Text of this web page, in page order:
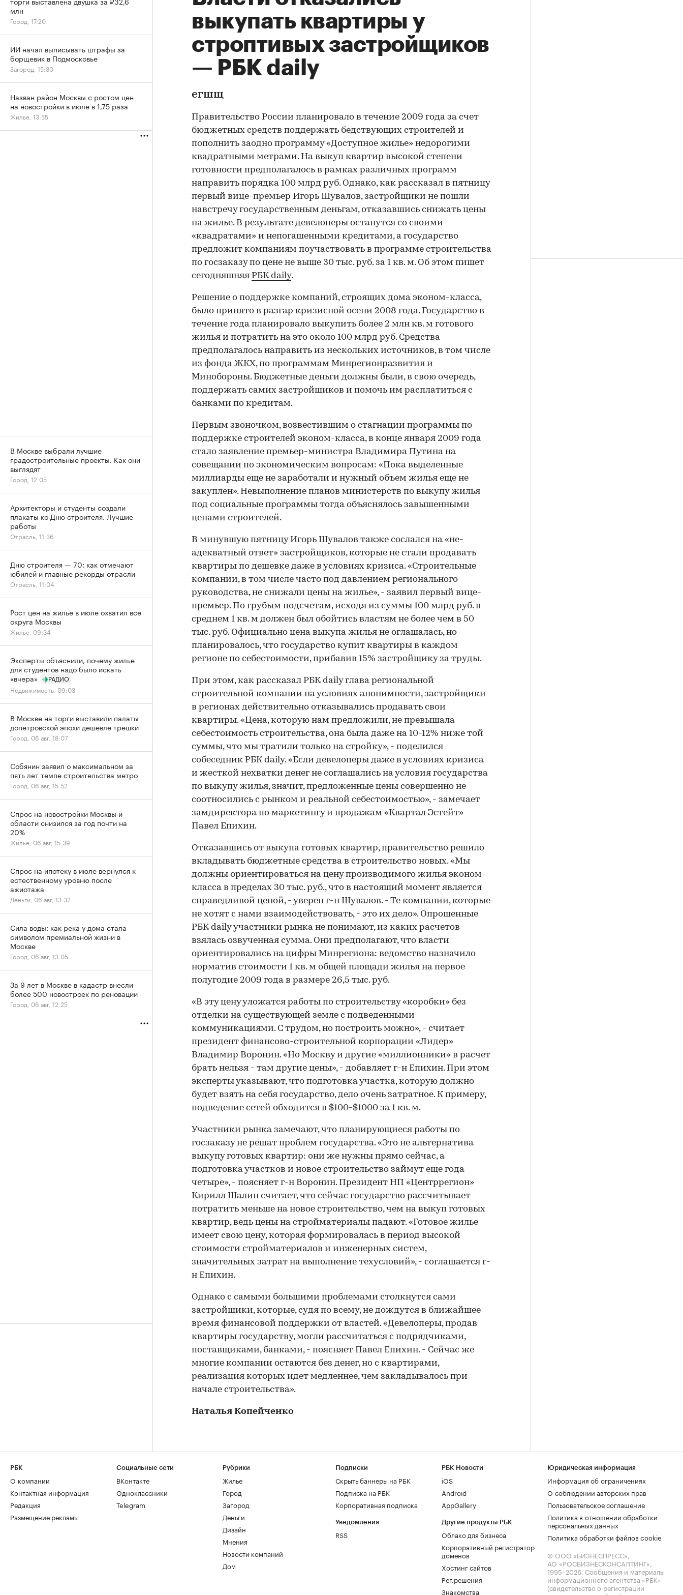
выкупать квартиры у
строптивых застройщиков
— РБК daily
егшщ
Правительство России планировало в течение 2009 года за счет
бюджетных средств поддержать бедствующих строителей и
пополнить заодно программу «Доступное жилье» недорогими
квадратными метрами. На выкуп квартир высокой степени
готовности предполагалось в рамках различных программ
направить порядка 100 млрд руб. Однако, как рассказал в пятницу
первый вице-премьер Игорь Шувалов, застройщики не пошли
навстречу государственным деньгам, отказавшись снижать цены
на жилье. В результате девелоперы останутся со своими
«квадратами» и непогашенными кредитами, а государство
предложит компаниям поучаствовать в программе строительства
по госзаказу по цене не выше 30 тыс. руб. за 1 кв. м. Об этом пишет
сегодняшняя РБК daily.
Решение о поддержке компаний, строящих дома эконом-класса,
было принято в разгар кризисной осени 2008 года. Государство в
течение года планировало выкупить более 2 млн кв. м готового
жилья и потратить на это около 100 млрд руб. Средства
предполагалось направить из нескольких источников, в том числе
из фонда ЖКХ, по программам Минрегионразвития и
Минобороны. Бюджетные деньги должны были, в свою очередь,
поддержать самих застройщиков и помочь им расплатиться с
банками по кредитам.
Первым звоночком, возвестившим о стагнации программы по
поддержке строителей эконом-класса, в конце января 2009 года
стало заявление премьер-министра Владимира Путина на
совещании по экономическим вопросам: «Пока выделенные
миллиарды еще не заработали и нужный объем жилья еще не
закуплен». Невыполнение планов министерств по выкупу жилья
под социальные программы тогда объяснялось завышенными
ценами строителей.
В минувшую пятницу Игорь Шувалов также сослался на «не­
адекватный ответ» застройщиков, которые не стали продавать
квартиры по дешевке даже в условиях кризиса. «Строительные
компании, в том числе часто под давлением регионального
руководства, не снижали цены на жилье», - заявил первый вице-
премьер. По грубым подсчетам, исходя из суммы 100 млрд руб. в
среднем 1 кв. м должен был обойтись властям не более чем в 50
тыс. руб. Официально цена выкупа жилья не оглашалась, но
планировалось, что государство купит квартиры в каждом
регионе по себестоимости, прибавив 15% застройщику за труды.
При этом, как рассказал РБК daily глава региональной
строительной компании на условиях анонимности, застройщики
в регионах действительно отказывались продавать свои
квартиры. «Цена, которую нам предложили, не превышала
себестоимость строительства, она была даже на 10-12% ниже той
суммы, что мы тратили только на стройку», - поделился
собеседник РБК daily. «Если девелоперы даже в условиях кризиса
и жесткой нехватки денег не соглашались на условия государства
по выкупу жилья, значит, предложенные цены совершенно не
соотносились с рынком и реальной себестоимостью», - замечает
замдиректора по маркетингу и продажам «Квартал Эстейт»
Павел Епихин.
Отказавшись от выкупа готовых квартир, правительство решило
вкладывать бюджетные средства в строительство новых. «Мы
должны ориентироваться на цену производимого жилья эконом-
класса в пределах 30 тыс. руб., что в настоящий момент является
справедливой ценой, - уверен г-н Шувалов. - Те компании, которые
не хотят с нами взаимодействовать, - это их дело». Опрошенные
РБК daily участники рынка не понимают, из каких расчетов
взялась озвученная сумма. Они предполагают, что власти
ориентировались на цифры Минрегиона: ведомство назначило
норматив стоимости 1 кв. м общей площади жилья на первое
полугодие 2009 года в размере 26,5 тыс. руб.
«В эту цену уложатся работы по строительству «коробки» без
отделки на существующей земле с подведенными
коммуникациями. С трудом, но построить можно», - считает
президент финансово-строительной корпорации «Лидер»
Владимир Воронин. «Но Москву и другие «миллионники» в расчет
брать нельзя - там другие цены», - добавляет г-н Епихин. При этом
эксперты указывают, что подготовка участка, которую должно
будет взять на себя государство, дело очень затратное. К примеру,
подведение сетей обходится в $100-$1000 за 1 кв. м.
Участники рынка замечают, что планирующиеся работы по
госзаказу не решат проблем государства. «Это не альтернатива
выкупу готовых квартир: они же нужны прямо сейчас, а
подготовка участков и новое строительство займут еще года
четыре», - поясняет г-н Воронин. Президент НП «Центррегион»
Кирилл Шалин считает, что сейчас государство рассчитывает
потратить меньше на новое строительство, чем на выкуп готовых
квартир, ведь цены на стройматериалы падают. «Готовое жилье
имеет свою цену, которая формировалась в период высокой
стоимости стройматериалов и инженерных систем,
значительных затрат на выполнение техусловий», - соглашается г-
н Епихин.
Однако с самыми большими проблемами столкнутся сами
застройщики, которые, судя по всему, не дождутся в ближайшее
время финансовой поддержки от властей. «Девелоперы, продав
квартиры государству, могли рассчитаться с подрядчиками,
поставщиками, банками, - поясняет Павел Епихин. - Сейчас же
многие компании остаются без денег, но с квартирами,
реализация которых идет медленнее, чем закладывалось при
начале строительства».
Наталья Копейченко
млн
Город, 17:20
ИИ начал выписывать штрафы за
борщевик в Подмосковье
Загород, 15:30
Назван район Москвы с ростом цен
на новостройки в июле в 1,75 раза
Жилье, 13:55
В Москве выбрали лучшие
градостроительные проекты. Как они
выглядят
Город, 12:05
Архитекторы и студенты создали
плакаты ко Дню строителя. Лучшие
работы
Отрасль, 11:36
Дню строителя — 70: как отмечают
юбилей и главные рекорды отрасли
Отрасль, 11:04
Рост цен на жилье в июле охватил все
округа Москвы
Жилье, 09:34
Эксперты объяснили, почему жилье
для студентов надо было искать
«вчера»
РАДИО
Недвижимость, 09:03
В Москве на торги выставили палаты
допетровской эпохи дешевле трешки
Город, 06 авг, 18:07
Собянин заявил о максимальном за
пять лет темпе строительства метро
Город, 06 авг, 15:52
Спрос на новостройки Москвы и
области снизился за год почти на
20%
Жилье, 06 авг, 15:39
Спрос на ипотеку в июле вернулся к
естественному уровню после
ажиотажа
Деньги, 06 авг, 13:32
Сила воды: как река у дома стала
символом премиальной жизни в
Москве
Город, 06 авг, 13:05
За 9 лет в Москве в кадастр внесли
более 500 новостроек по реновации
Город, 06 авг, 12:25
РБК
О компании
Контактная информация
Редакция
Размещение рекламы
Социальные сети
ВКонтакте
Одноклассники
Telegram
Рубрики
Жилье
Город
Загород
Деньги
Дизайн
Мнения
Новости компаний
Дом
Подписки
Скрыть баннеры на РБК
Подписка на РБК
Корпоративная подписка
Уведомления
RSS
РБК Новости
iOS
Android
AppGallery
Другие продукты РБК
Облако для бизнеса
Корпоративный регистратор
доменов
Хостинг сайтов
Рег.решения
Знакомства
Юридическая информация
Информация об ограничениях
О соблюдении авторских прав
Пользовательское соглашение
Политика в отношении обработки
персональных данных
Политика обработки файлов cookie
© ООО «БИЗНЕСПРЕСС»,
АО «РОСБИЗНЕСКОНСАЛТИНГ»,
1995–2026. Сообщения и материалы
информационного агентства «РБК»
(свидетельство о регистрации